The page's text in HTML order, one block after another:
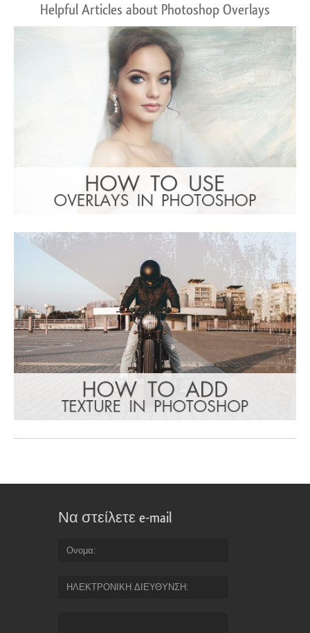
Helpful Articles about Photoshop Overlays
Να στείλετε e-mail
Ονομα
ΗΛΕΚΤΡΟΝΙΚΗ ΔΙΕΥΘΥΝΣΗ